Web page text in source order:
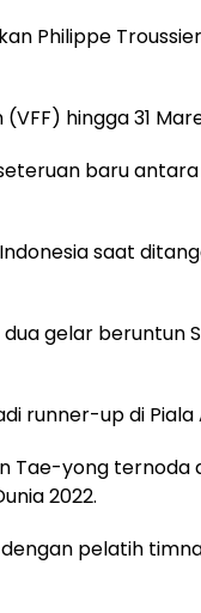
Philippe
hingga 31
baru
saat
gelar beruntun
runner-up di Piala
Tae-yong ternoda
2022.
pelatih